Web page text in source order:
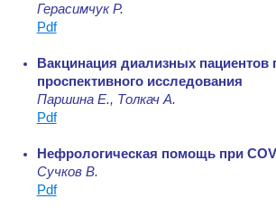
Герасимчук Р.
Pdf
Вакцинация диализных пациентов
проспективного исследования
Паршина Е., Толкач А.
Pdf
Нефрологическая помощь при
Сучков В.
Pdf